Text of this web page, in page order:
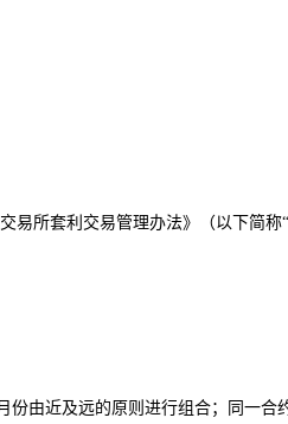
所套利交易管理办法》（以下简称
由近及远的原则进行组合；同一合